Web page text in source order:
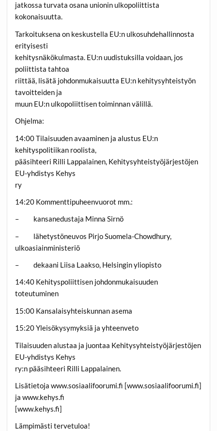
jatkossa turvata osana unionin ulkopoliittista
kokonaisuutta.
Tarkoituksena on keskustella EU:n ulkosuhdehallinnosta
erityisesti
kehitysnäkökulmasta. EU:n uudistuksilla voidaan, jos
poliittista tahtoa
riittää, lisätä johdonmukaisuutta EU:n kehitysyhteistyön
tavoitteiden ja
muun EU:n ulkopoliittisen toiminnan välillä.
Ohjelma:
14:00 Tilaisuuden avaaminen ja alustus EU:n
kehityspolitiikan roolista,
pääsihteeri Rilli Lappalainen, Kehitysyhteistyöjärjestöjen
EU-yhdistys Kehys
ry
14:20 Kommenttipuheenvuorot mm.:
– kansanedustaja Minna Sirnö
– lähetystöneuvos Pirjo Suomela-Chowdhury,
ulkoasiainministeriö
– dekaani Liisa Laakso, Helsingin yliopisto
14:40 Kehityspoliittisen johdonmukaisuuden
toteutuminen
15:00 Kansalaisyhteiskunnan asema
15:20 Yleisökysymyksiä ja yhteenveto
Tilaisuuden alustaa ja juontaa Kehitysyhteistyöjärjestöjen
EU-yhdistys Kehys
ry:n pääsihteeri Rilli Lappalainen.
Lisätietoja www.sosiaalifoorumi.fi [www.sosiaalifoorumi.fi]
ja www.kehys.fi
[www.kehys.fi]
Lämpimästi tervetuloa!